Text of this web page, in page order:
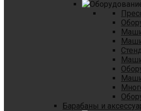
Барабаны и